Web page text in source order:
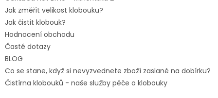
Jak změřit velikost klobouku?
Jak čistit klobouk?
Hodnocení obchodu
Časté dotazy
BLOG
Co se stane, když si nevyzvednete zboží zaslané na dobírku?
Čistírna klobouků - naše služby péče o klobouky